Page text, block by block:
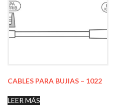
CABLES PARA BUJIAS – 1022
LEER MÁS